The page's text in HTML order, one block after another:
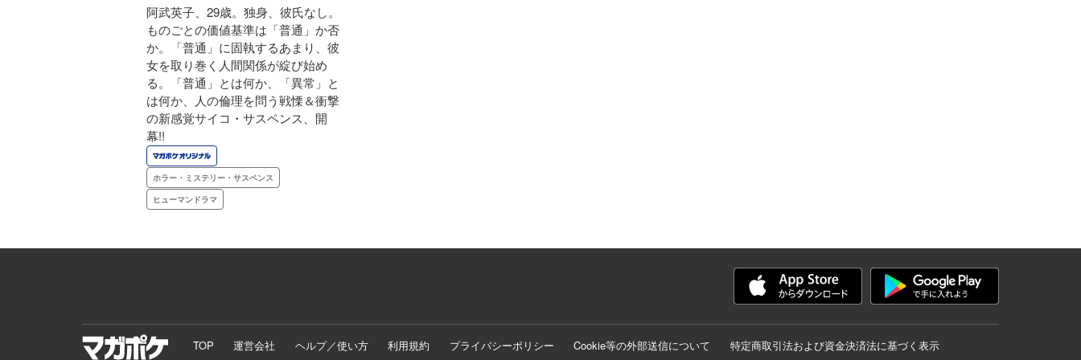
阿武英子、29歳。独身、彼氏なし。
ものごとの価値基準は「普通」か否
か。「普通」に固執するあまり、彼
女を取り巻く人間関係が綻び始め
る。「普通」とは何か、「異常」と
は何か、人の倫理を問う戦慄＆衝撃
の新感覚サイコ・サスペンス、開
幕!!
ホラー・ミステリー・サスペンス
ヒューマンドラマ
TOP 運営会社 ヘルプ／使い方 利用規約 プライバシーポリシー Cookie等の外部送信について
特定商取引法および資金決済法に基づく表示